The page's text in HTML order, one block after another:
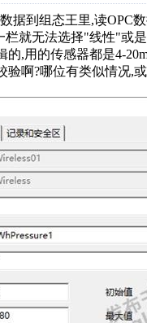
据到组态王里,读
就无法选择"线性"或
,用的传感器都是4-
验啊?哪位有类似情况,